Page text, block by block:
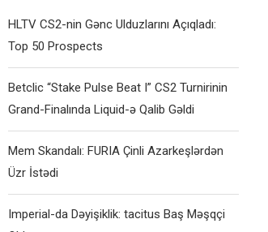
HLTV CS2-nin Gənc Ulduzlarını Açıqladı:
Top 50 Prospects
Betclic “Stake Pulse Beat I” CS2 Turnirinin
Grand-Finalında Liquid-ə Qalib Gəldi
Mem Skandalı: FURIA Çinli Azarkeşlərdən
Üzr İstədi
Imperial-da Dəyişiklik: tacitus Baş Məşqçi